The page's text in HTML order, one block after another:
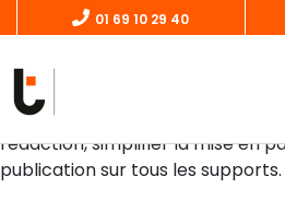
01 69 10 29 40
Le tout premier numéro du
de paraître, marquant une
transformation numérique de la
Gaïa, les équipes de L’Ain
environnement de travail unifié,
rédaction, simplifier la mise en
publication sur tous les supports.